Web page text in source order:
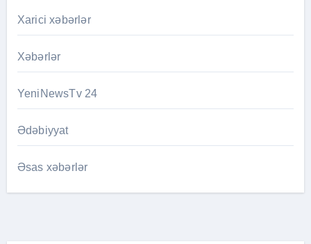
Xarici xəbərlər
Xəbərlər
YeniNewsTv 24
Ədəbiyyat
Əsas xəbərlər